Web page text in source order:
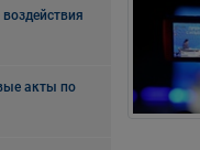
акты по